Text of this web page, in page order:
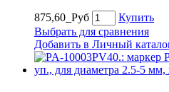
875,60_Руб
Купить
Выбрать для сравнения
Добавить в Личный